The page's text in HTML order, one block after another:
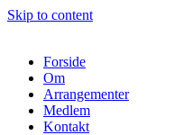
Skip to content
Forside
Om
Arrangementer
Medlem
Kontakt